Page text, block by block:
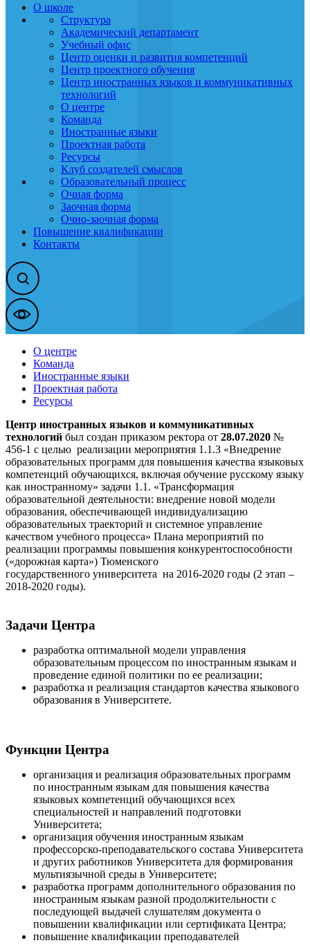
О школе
Структура
Академический департамент
Учебный офис
Центр оценки и развития компетенций
Центр проектного обучения
Центр иностранных языков и коммуникативных
технологий
О центре
Команда
Иностранные языки
Проектная работа
Ресурсы
Клуб создателей смыслов
Образовательный процесс
Очная форма
Заочная форма
Очно-заочная форма
Повышение квалификации
Контакты
О центре
Команда
Иностранные языки
Проектная работа
Ресурсы
Центр иностранных языков и коммуникативных
технологий был создан приказом ректора от 28.07.2020 №
456-1 с целью реализации мероприятия 1.1.3 «Внедрение
образовательных программ для повышения качества языковых
компетенций обучающихся, включая обучение русскому языку
как иностранному» задачи 1.1. «Трансформация
образовательной деятельности: внедрение новой модели
образования, обеспечивающей индивидуализацию
образовательных траекторий и системное управление
качеством учебного процесса» Плана мероприятий по
реализации программы повышения конкурентоспособности
(«дорожная карта») Тюменского
государственного университета на 2016-2020 годы (2 этап –
2018-2020 годы).
Задачи Центра
разработка оптимальной модели управления
образовательным процессом по иностранным языкам и
проведение единой политики по ее реализации;
разработка и реализация стандартов качества языкового
образования в Университете.
Функции Центра
организация и реализация образовательных программ
по иностранным языкам для повышения качества
языковых компетенций обучающихся всех
специальностей и направлений подготовки
Университета;
организация обучения иностранным языкам
профессорско-преподавательского состава Университета
и других работников Университета для формирования
мультиязычной среды в Университете;
разработка программ дополнительного образования по
иностранным языкам разной продолжительности с
последующей выдачей слушателям документа о
повышении квалификации или сертификата Центра;
повышение квалификации преподавателей